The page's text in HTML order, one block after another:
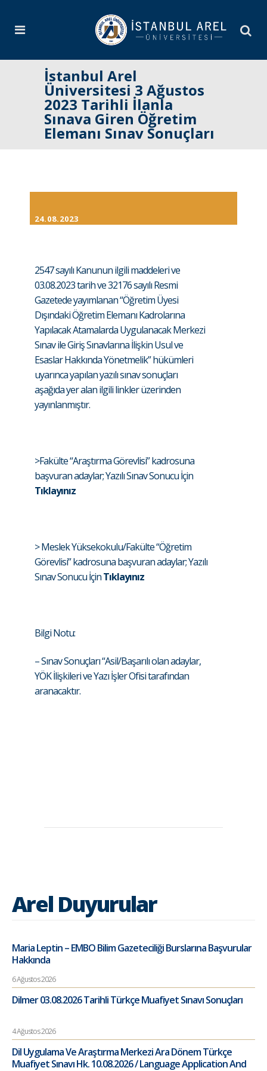
İstanbul Arel
Üniversitesi 3 Ağustos
2023 Tarihli İlanla
Sınava Giren Öğretim
Elemanı Sınav Sonuçları
24.08.2023
2547 sayılı Kanunun ilgili maddeleri ve
03.08.2023 tarih ve 32176 sayılı Resmi
Gazetede yayımlanan “Öğretim Üyesi
Dışındaki Öğretim Elemanı Kadrolarına
Yapılacak Atamalarda Uygulanacak Merkezi
Sınav ile Giriş Sınavlarına İlişkin Usul ve
Esaslar Hakkında Yönetmelik” hükümleri
uyarınca yapılan yazılı sınav sonuçları
aşağıda yer alan ilgili linkler üzerinden
yayınlanmıştır.
>Fakülte “Araştırma Görevlisi” kadrosuna
başvuran adaylar; Yazılı Sınav Sonucu İçin
Tıklayınız
> Meslek Yüksekokulu/Fakülte “Öğretim
Görevlisi” kadrosuna başvuran adaylar; Yazılı
Sınav Sonucu İçinTıklayınız
Bilgi Notu:
– Sınav Sonuçları “Asil/Başarılı olan adaylar,
YÖK İlişkileri ve Yazı İşler Ofisi tarafından
aranacaktır.
Arel Duyurular
Maria Leptin – EMBO Bilim Gazeteciliği Burslarına Başvurular
Hakkında
6 Ağustos 2026
Dilmer 03.08.2026 Tarihli Türkçe Muafiyet Sınavı Sonuçları
4 Ağustos 2026
Dil Uygulama Ve Araştırma Merkezi Ara Dönem Türkçe
Muafiyet Sınavı Hk. 10.08.2026 / Language Application And